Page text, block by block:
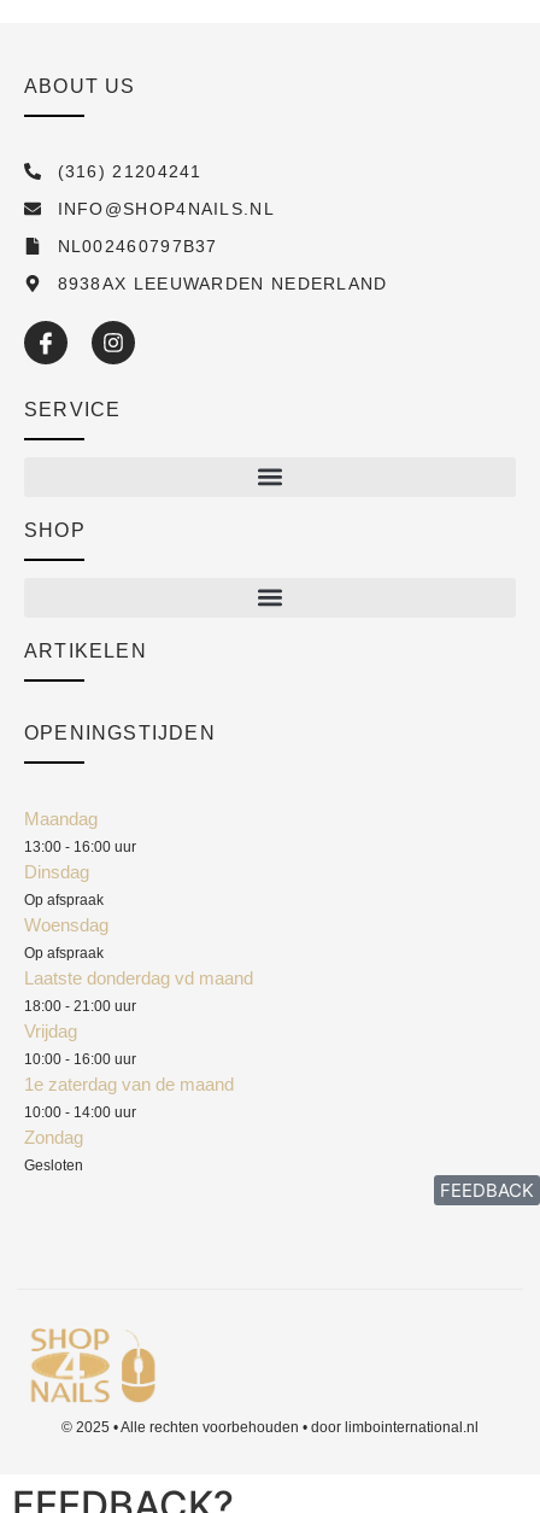
ABOUT US
(316) 21204241
INFO@SHOP4NAILS.NL
NL002460797B37
8938AX LEEUWARDEN NEDERLAND
SERVICE
Academy
SHOP
ARTIKELEN
OPENINGSTIJDEN
Maandag
13:00 - 16:00 uur
Dinsdag
Op afspraak
Woensdag
Op afspraak
Laatste donderdag vd maand
18:00 - 21:00 uur
Vrijdag
10:00 - 16:00 uur
1e zaterdag van de maand
10:00 - 14:00 uur
Zondag
Gesloten
© 2025 • Alle rechten voorbehouden • door limbointernational.nl
FEEDBACK